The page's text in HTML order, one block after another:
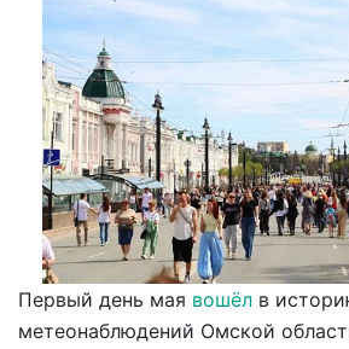
Первый день мая вошёл в
метеонаблюдений Омской